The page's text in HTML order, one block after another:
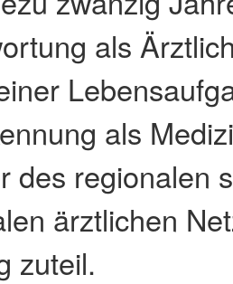
als
als
des regionalen
ärztlichen
zuteil.